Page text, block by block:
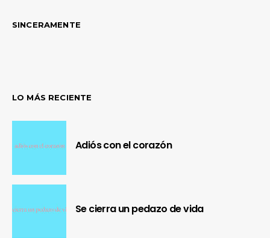
SINCERAMENTE
LO MÁS RECIENTE
Adiós con el corazón
Se cierra un pedazo de vida